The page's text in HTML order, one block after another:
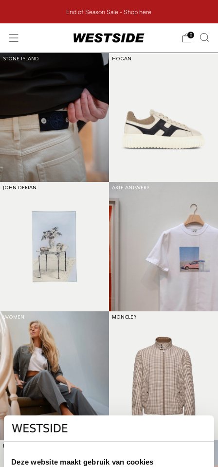
Deze website maakt gebruik van cookies
End of Season Sale - Shop here
0
STONE ISLAND HOGAN
JOHN DERIAN ARTE ANTWERP
WOMEN MONCLER
HOME STUDYO